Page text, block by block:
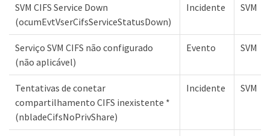
SVM CIFS Service Down
(ocumEvtVserCifsServiceStatusDown)
Incidente SVM
Serviço SVM CIFS não configurado
(não aplicável)
Evento SVM
Tentativas de conetar
compartilhamento CIFS inexistente *
(nbladeCifsNoPrivShare)
Incidente SVM